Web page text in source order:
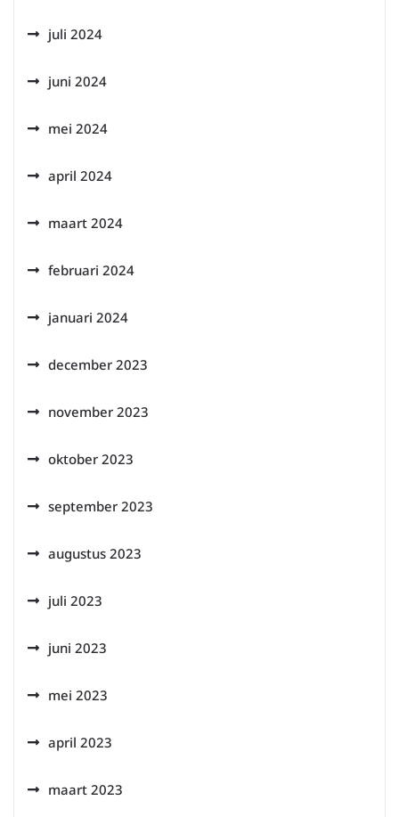
juli 2024
juni 2024
mei 2024
april 2024
maart 2024
februari 2024
januari 2024
december 2023
november 2023
oktober 2023
september 2023
augustus 2023
juli 2023
juni 2023
mei 2023
april 2023
maart 2023